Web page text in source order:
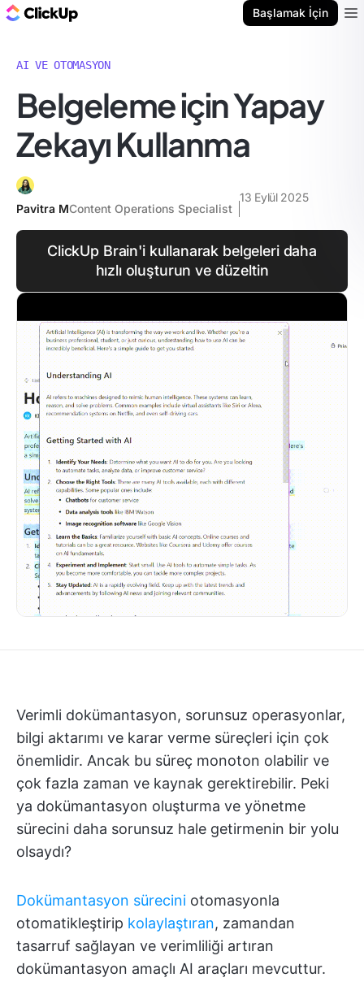
Başlamak İçin
AI VE OTOMASYON
Belgeleme için Yapay
Zekayı Kullanma
Pavitra MContent Operations Specialist
13 Eylül 2025
ClickUp Brain'i kullanarak belgeleri daha
hızlı oluşturun ve düzeltin
Verimli dokümantasyon, sorunsuz operasyonlar,
bilgi aktarımı ve karar verme süreçleri için çok
önemlidir. Ancak bu süreç monoton olabilir ve
çok fazla zaman ve kaynak gerektirebilir. Peki
ya dokümantasyon oluşturma ve yönetme
sürecini daha sorunsuz hale getirmenin bir yolu
olsaydı?
Dokümantasyon sürecini otomasyonla
otomatikleştirip kolaylaştıran, zamandan
tasarruf sağlayan ve verimliliği artıran
dokümantasyon amaçlı AI araçları mevcuttur.